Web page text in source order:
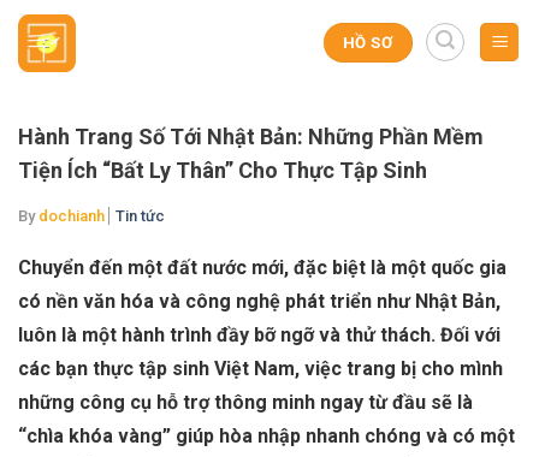
Skip
content
HỒ SƠ
Hành Trang Số Tới Nhật Bản: Những Phần Mềm
Tiện Ích “Bất Ly Thân” Cho Thực Tập Sinh
By dochianh Tin tức
Chuyển đến một đất nước mới, đặc biệt là một quốc gia
có nền văn hóa và công nghệ phát triển như Nhật Bản,
luôn là một hành trình đầy bỡ ngỡ và thử thách. Đối với
các bạn thực tập sinh Việt Nam, việc trang bị cho mình
những công cụ hỗ trợ thông minh ngay từ đầu sẽ là
“chìa khóa vàng” giúp hòa nhập nhanh chóng và có một